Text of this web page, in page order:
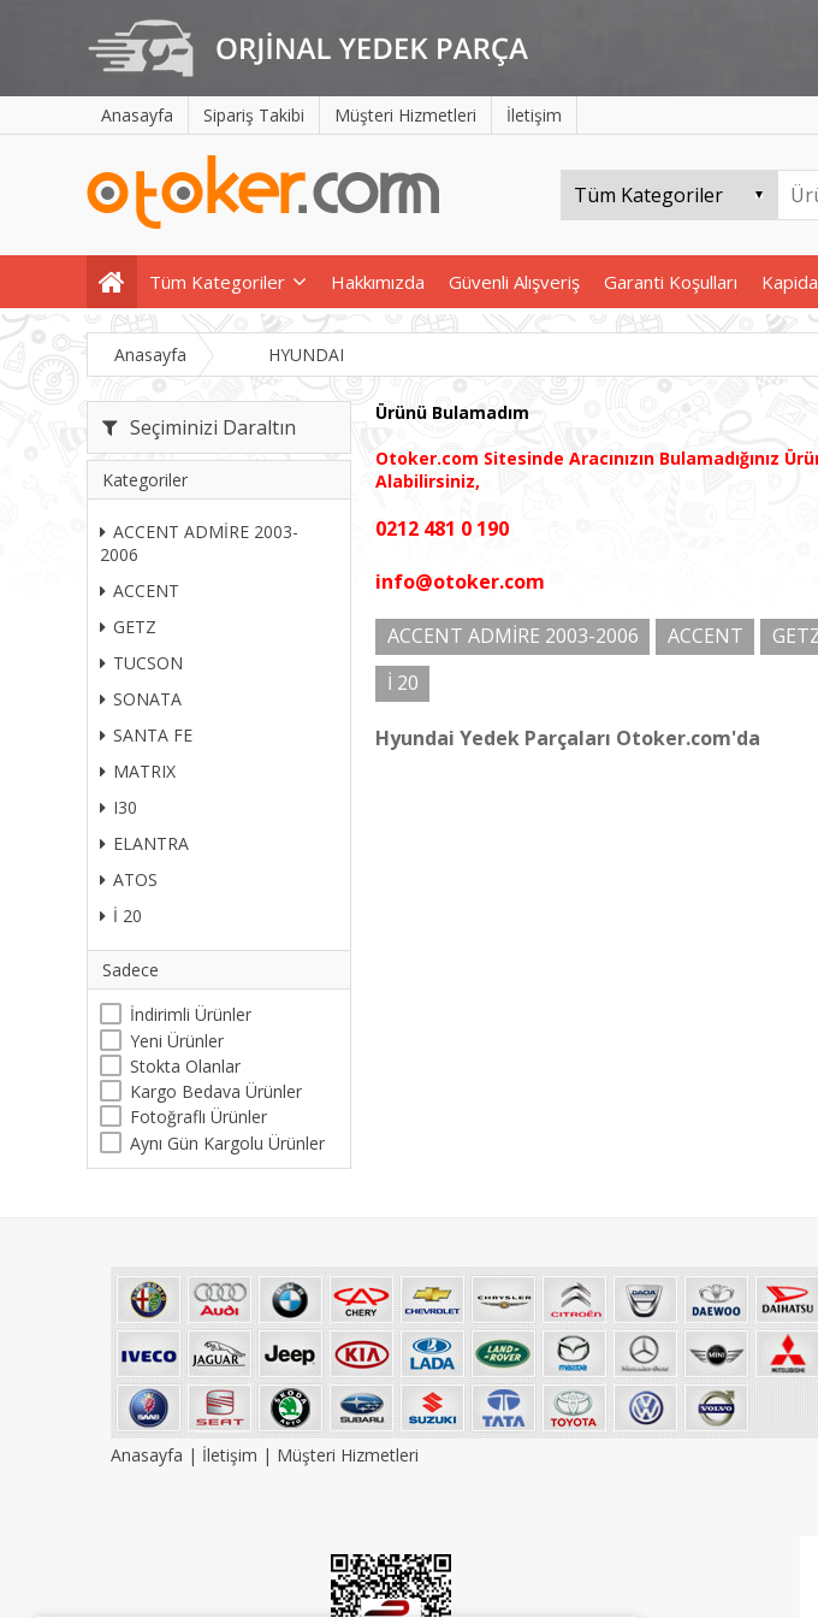
Anasayfa Sipariş Takibi Müşteri Hizmetleri İletişim
Tüm Kategoriler Hakkımızda Güvenli Alışveriş Garanti Koşulları
Anasayfa HYUNDAI
Seçiminizi Daraltın
Kategoriler
ACCENT ADMİRE 2003-
2006
ACCENT
GETZ
TUCSON
SONATA
SANTA FE
MATRIX
I30
ELANTRA
ATOS
İ 20
Sadece
İndirimli Ürünler
Yeni Ürünler
Stokta Olanlar
Kargo Bedava Ürünler
Fotoğraflı Ürünler
Aynı Gün Kargolu Ürünler
Ürünü Bulamadım
Otoker.com Sitesinde Aracınızın Bulamadığınız
Alabilirsiniz,
0212 481 0 190
info@otoker.com
ACCENT ADMİRE 2003-2006 ACCENT
İ 20
Hyundai Yedek Parçaları Otoker.com'da
Anasayfa | İletişim | Müşteri Hizmetleri